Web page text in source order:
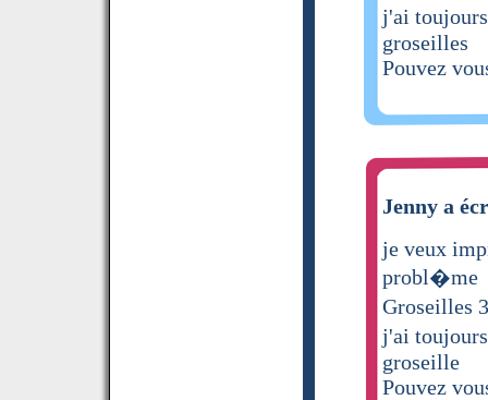
j'ai
groseilles
Pouvez
Jenny a
je veux
probl�me
Groseilles
j'ai
groseille
Pouvez